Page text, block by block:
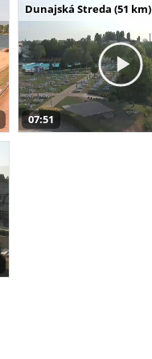
Dunajská Streda (51 km)
07:51